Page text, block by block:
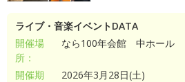
ライブ・音楽イベントDATA
開催場
所：
なら100年会館 中ホール
開催期
2026年3月28日(土)